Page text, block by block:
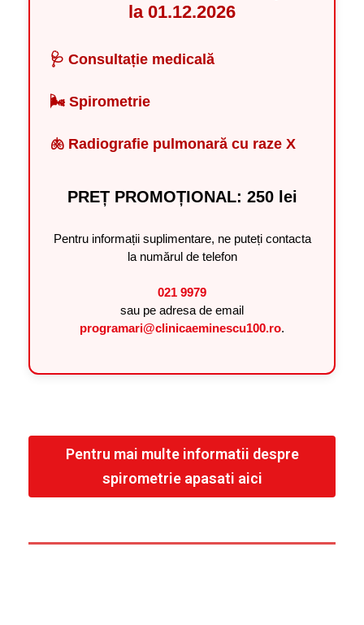
la 01.12.2026
🩺 Consultație medicală
🌬️ Spirometrie
🫁 Radiografie pulmonară cu raze X
PREȚ PROMOȚIONAL: 250 lei
Pentru informații suplimentare, ne puteți contacta
la numărul de telefon
021 9979
sau pe adresa de email
programari@clinicaeminescu100.ro.
Pentru mai multe informatii despre
spirometrie apasati aici